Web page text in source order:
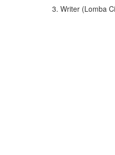
3. Writer (Lomba